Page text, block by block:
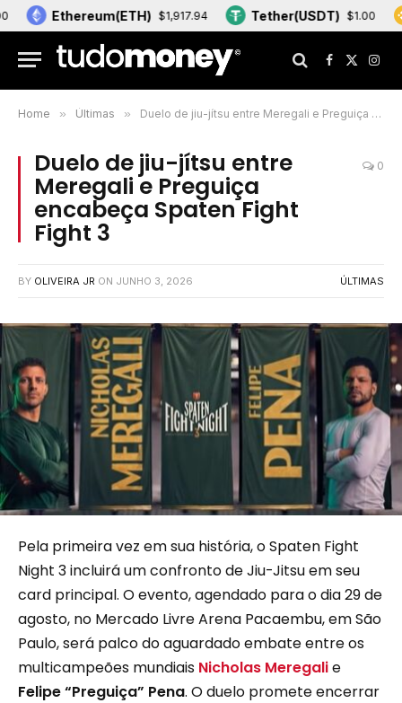
Ethereum(ETH) $1,917.94 Tether(USDT) $1.00
Facebook
X
(Twitter)
Home » Últimas » Duelo de jiu-jítsu entre Meregali e Preguiça encabeça Spaten Fight Fight 3
Duelo de jiu-jítsu entre
Meregali e Preguiça
encabeça Spaten Fight
Fight 3
0
BY OLIVEIRA JR ON JUNHO 3, 2026 ÚLTIMAS
Pela primeira vez em sua história, o Spaten Fight
Night 3 incluirá um confronto de Jiu-Jitsu em seu
card principal. O evento, agendado para o dia 29 de
agosto, no Mercado Livre Arena Pacaembu, em São
Paulo, será palco do aguardado embate entre os
multicampeões mundiais Nicholas Meregalie
Felipe “Preguiça” Pena. O duelo promete encerrar